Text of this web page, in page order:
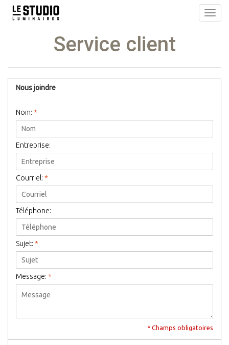
Service client
Nous joindre
Nom: *
Entreprise:
Courriel: *
Téléphone:
Sujet: *
Message: *
* Champs obligatoires